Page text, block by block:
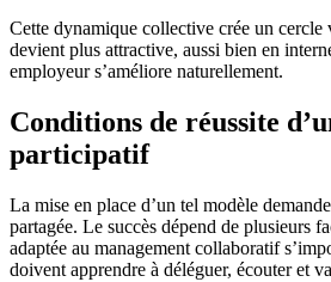
Cette dynamique collective crée un cercle
devient plus attractive, aussi bien en
employeur s’améliore naturellement.
Conditions de réussite
participatif
La mise en place d’un tel modèle
partagée. Le succès dépend de plusieurs
adaptée au management collaboratif
doivent apprendre à déléguer, écouter et